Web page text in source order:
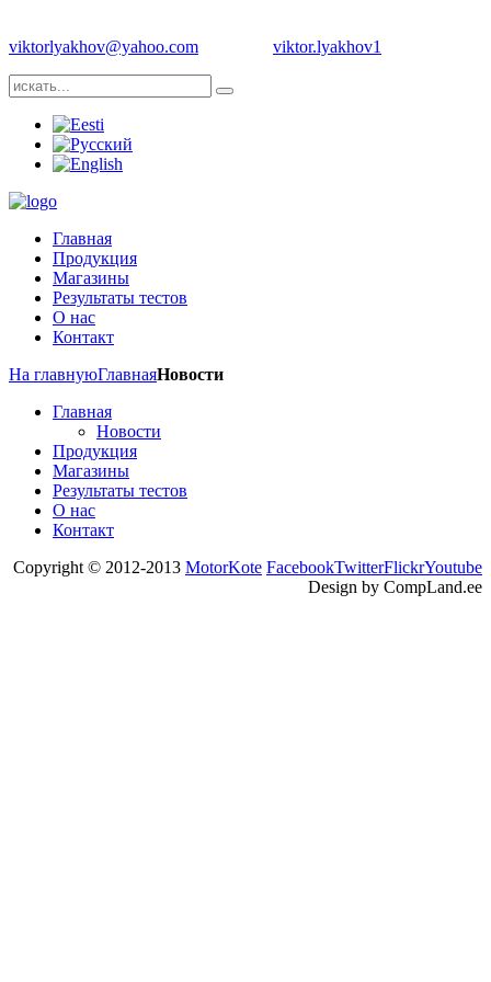
viktorlyakhov@yahoo.com
viktor.lyakhov1
Главная
Продукция
Магазины
Результаты тестов
О нас
Контакт
На главнуюГлавнаяНовости
Главная
Новости
Продукция
Магазины
Результаты тестов
О нас
Контакт
FacebookTwitterFlickrYoutube
Copyright © 2012-2013 MotorKote
Design by CompLand.ee